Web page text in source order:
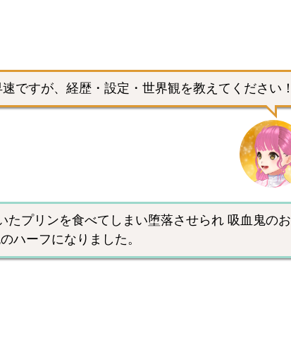
速ですが、経歴・設定・世界観を教えてください！
たプリンを食べてしまい堕落させられ 吸血鬼のお
ハーフになりました。